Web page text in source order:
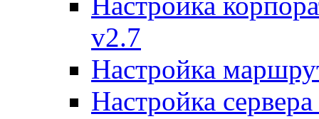
v2.7
Настройка
Настройка